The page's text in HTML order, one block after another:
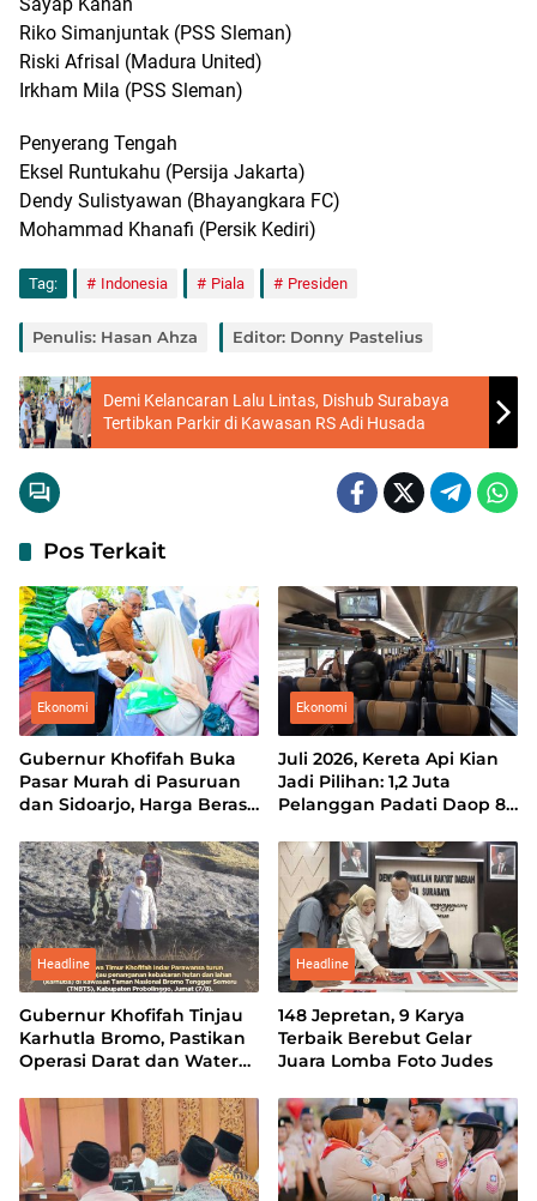
Riko Simanjuntak (PSS Sleman)
Riski Afrisal (Madura United)
Irkham Mila (PSS Sleman)
Penyerang Tengah
Eksel Runtukahu (Persija Jakarta)
Dendy Sulistyawan (Bhayangkara FC)
Mohammad Khanafi (Persik Kediri)
Tag: Indonesia Piala Presiden
Penulis: Hasan Ahza Editor: Donny Pastelius
Demi Kelancaran Lalu Lintas, Dishub Surabaya
Tertibkan Parkir di Kawasan RS Adi Husada
Pos Terkait
Ekonomi
Gubernur Khofifah Buka
Pasar Murah di Pasuruan
dan Sidoarjo, Harga Beras
Pasaran
Ekonomi
Juli 2026, Kereta Api Kian
Jadi Pilihan: 1,2 Juta
Pelanggan Padati Daop 8
Headline
Gubernur Khofifah Tinjau
Karhutla Bromo, Pastikan
Operasi Darat dan Water
Headline
148 Jepretan, 9 Karya
Terbaik Berebut Gelar
Juara Lomba Foto Judes